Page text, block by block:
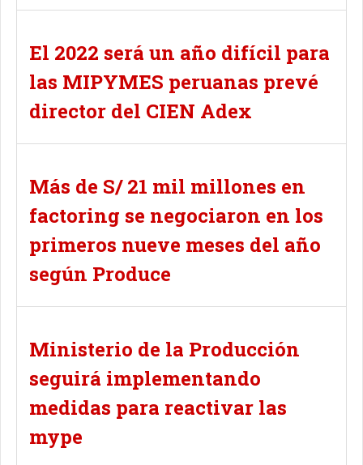
El 2022 será un año difícil para
las MIPYMES peruanas prevé
director del CIEN Adex
Más de S/ 21 mil millones en
factoring se negociaron en los
primeros nueve meses del año
según Produce
Ministerio de la Producción
seguirá implementando
medidas para reactivar las
mype